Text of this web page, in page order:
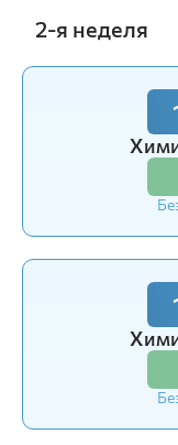
2-я неделя